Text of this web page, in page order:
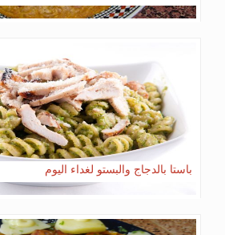
باستا بالدجاج والبستو لغداء اليوم